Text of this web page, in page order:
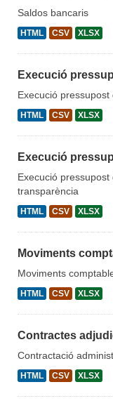
Saldos bancaris
HTML CSV XLSX
Execució
Execució
HTML CSV XLSX
Execució
Execució
transparència
HTML CSV XLSX
Moviments
Moviments
HTML CSV XLSX
Contractes
Contractació
HTML CSV XLSX